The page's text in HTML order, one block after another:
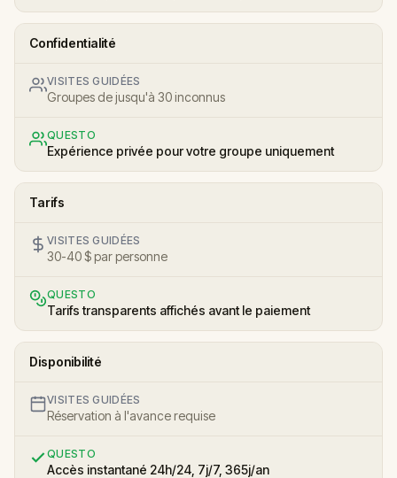
Confidentialité
VISITES GUIDÉES
Groupes de jusqu'à 30 inconnus
QUESTO
Expérience privée pour votre groupe uniquement
Tarifs
VISITES GUIDÉES
30-40 $ par personne
QUESTO
Tarifs transparents affichés avant le paiement
Disponibilité
VISITES GUIDÉES
Réservation à l'avance requise
QUESTO
Accès instantané 24h/24, 7j/7, 365j/an